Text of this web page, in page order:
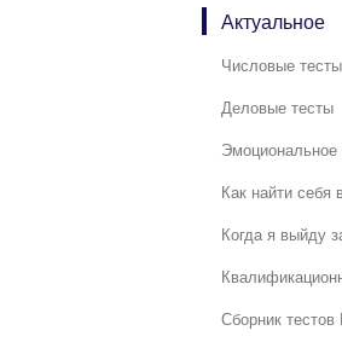
Актуальное
Числовые тесты
Деловые тесты
Эмоциональное
Как найти себя
Когда я выйду
Сборник тестов